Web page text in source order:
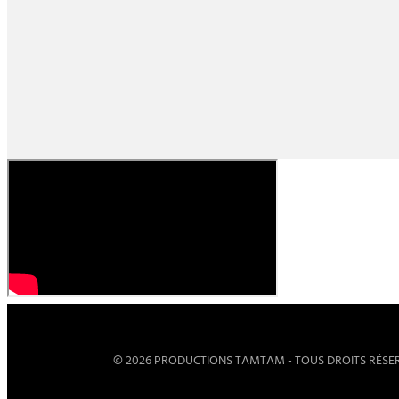
© 2026 PRODUCTIONS TAMTAM - TOUS DROITS